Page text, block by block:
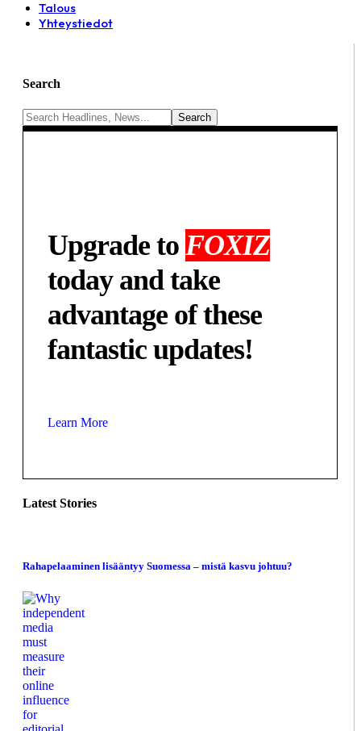
Talous
Yhteystiedot
Search
Upgrade to FOXIZ
today and take
advantage of these
fantastic updates!
Learn More
Latest Stories
Rahapelaaminen lisääntyy Suomessa – mistä kasvu johtuu?